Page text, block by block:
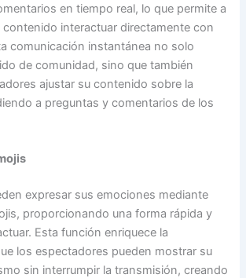
en tiempo real, lo que permite a
contenido interactuar directamente con
comunicación instantánea no solo
de comunidad, sino que también
ajustar su contenido sobre la
a preguntas y comentarios de los
expresar sus emociones mediante
proporcionando una forma rápida y
Esta función enriquece la
los espectadores pueden mostrar su
sin interrumpir la transmisión, creando